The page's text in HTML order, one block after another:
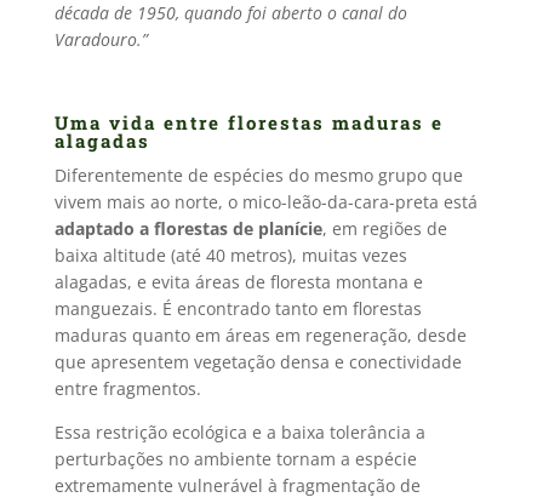
década de 1950, quando foi aberto o canal do
Varadouro.”
Uma vida entre florestas maduras e
alagadas
Diferentemente de espécies do mesmo grupo que
vivem mais ao norte, o mico-leão-da-cara-preta está
adaptado a florestas de planície, em regiões de
baixa altitude (até 40 metros), muitas vezes
alagadas, e evita áreas de floresta montana e
manguezais. É encontrado tanto em florestas
maduras quanto em áreas em regeneração, desde
que apresentem vegetação densa e conectividade
entre fragmentos.
Essa restrição ecológica e a baixa tolerância a
perturbações no ambiente tornam a espécie
extremamente vulnerável à fragmentação de